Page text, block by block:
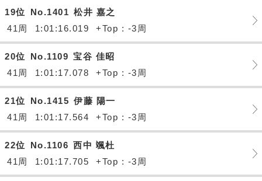
19位 No.1401 松井 嘉之
41周
1:01:16.019 +Top : -3周
20位 No.1109 宝谷 佳昭
41周
1:01:17.078 +Top : -3周
21位 No.1415 伊藤 陽一
41周
1:01:17.564 +Top : -3周
22位 No.1106 西中 颯杜
41周
1:01:17.705 +Top : -3周